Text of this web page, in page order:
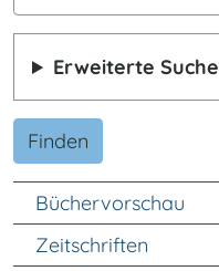
Erweiterte Suche
Finden
Unter Navigation
Büchervorschau
Zeitschriften